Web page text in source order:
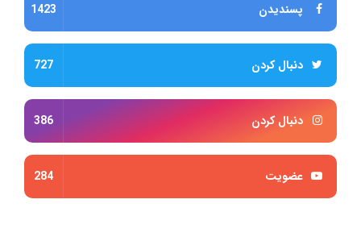
پسندیدن 1423
دنبال کردن 727
دنبال کردن 386
عضویت 284